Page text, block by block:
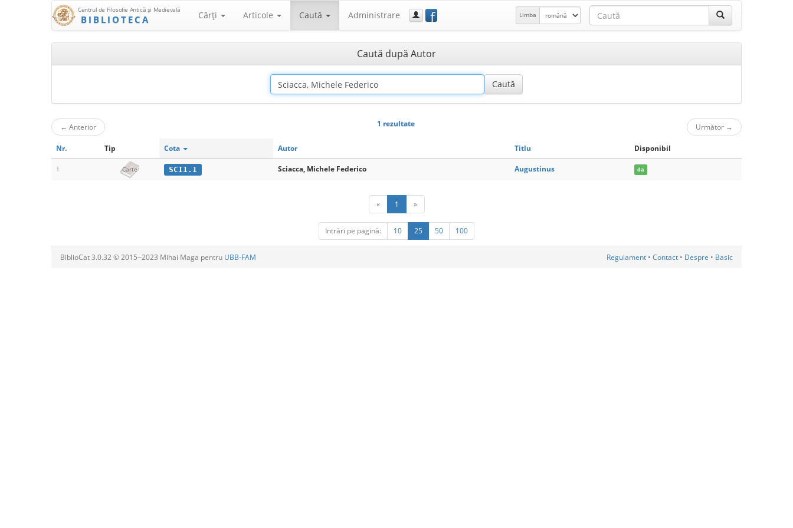
Centrul de Filosofie Antică şi Medievală
BIBLIOTECA Cărţi Articole Caută Administrare f Limba
Caută după Autor
← Anterior 1 rezultate Următor →
Nr. Tip Cota Autor Titlu Disponibil
1 Carte SCI1.1 Sciacca, Michele Federico Augustinus da
« 1 »
Intrări pe pagină: 10 25 50 100
BiblioCat 3.0.32 © 2015‒2023 Mihai Maga pentru UBB-FAM Regulament • Contact • Despre • Basic